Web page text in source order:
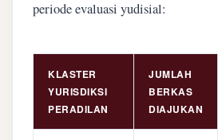
periode evaluasi yudisial:
KLASTER
YURISDIKSI
PERADILAN
JUMLAH
BERKAS
DIAJUKAN